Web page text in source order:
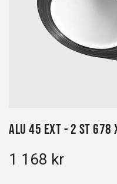
Alu 45 EXT - 2 st 678
1 168 kr